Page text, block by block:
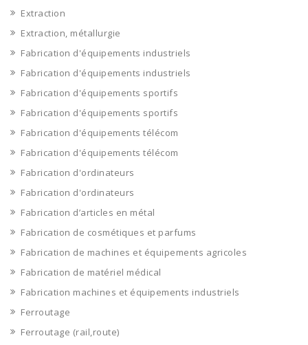
Extraction
Extraction, métallurgie
Fabrication d'équipements industriels
Fabrication d'équipements industriels
Fabrication d'équipements sportifs
Fabrication d'équipements sportifs
Fabrication d'équipements télécom
Fabrication d'équipements télécom
Fabrication d'ordinateurs
Fabrication d'ordinateurs
Fabrication d’articles en métal
Fabrication de cosmétiques et parfums
Fabrication de machines et équipements agricoles
Fabrication de matériel médical
Fabrication machines et équipements industriels
Ferroutage
Ferroutage (rail,route)